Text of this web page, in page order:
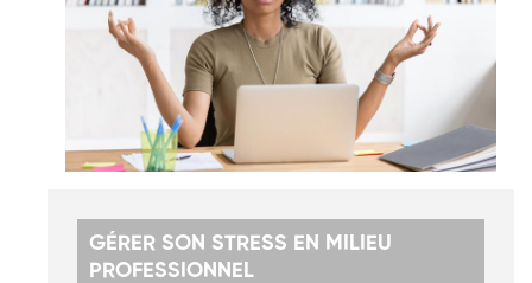
GÉRER SON STRESS EN MILIEU
PROFESSIONNEL